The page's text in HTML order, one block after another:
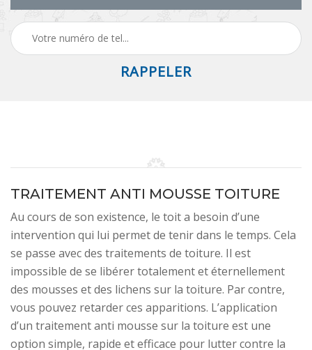
TRAITEMENT ANTI MOUSSE TOITURE
Au cours de son existence, le toit a besoin d’une
intervention qui lui permet de tenir dans le temps. Cela
se passe avec des traitements de toiture. Il est
impossible de se libérer totalement et éternellement
des mousses et des lichens sur la toiture. Par contre,
vous pouvez retarder ces apparitions. L’application
d’un traitement anti mousse sur la toiture est une
option simple, rapide et efficace pour lutter contre la